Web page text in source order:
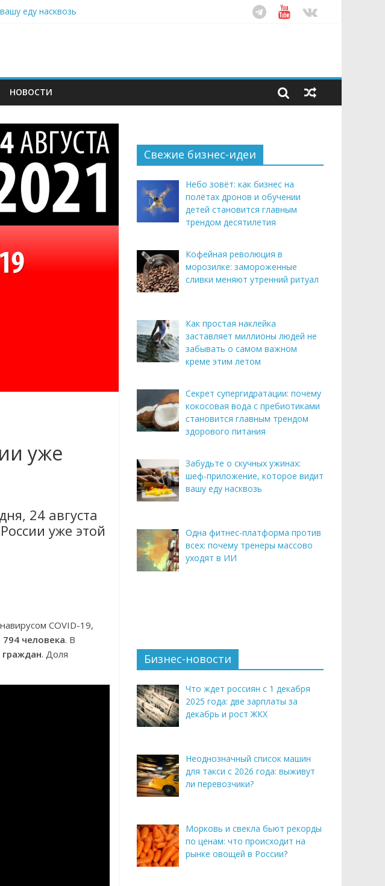
еду насквозь
НОВОСТИ
уже
24 августа
уже этой
COVID-19,
794 человека. В
граждан. Доля
Свежие бизнес-идеи
Небо зовёт: как бизнес на
полётах дронов и обучении
детей становится главным
трендом десятилетия
Кофейная революция в
морозилке: замороженные
сливки меняют утренний ритуал
Как простая наклейка
заставляет миллионы людей не
забывать о самом важном
креме этим летом
Секрет супергидратации: почему
кокосовая вода с пребиотиками
становится главным трендом
здорового питания
Забудьте о скучных ужинах:
шеф-приложение, которое видит
вашу еду насквозь
Одна фитнес-платформа против
всех: почему тренеры массово
уходят в ИИ
Бизнес-новости
Что ждет россиян с 1 декабря
2025 года: две зарплаты за
декабрь и рост ЖКХ
Неоднозначный список машин
для такси с 2026 года: выживут
ли перевозчики?
Морковь и свекла бьют рекорды
по ценам: что происходит на
рынке овощей в России?